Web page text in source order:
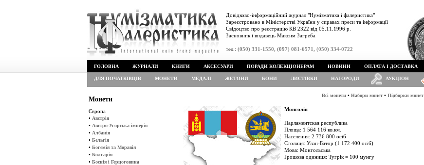
Довідково-інформаційний журнал "Нумізматика і фалеристика"
Зареєстровано в Міністерстві України у справах преси та інформації
Свідоцтво про реєстрацію КВ 2322 від 05.11.1996 р.
Засновник і видавець Максим Загреба
тел.: (050) 331-1550, (097) 081-6571, (050) 334-0722
ГОЛОВНА ЖУРНАЛИ КНИГИ АКСЕСУАРИ ПОРАДИ КОЛЕКЦІОНЕРАМ НОВИНИ ОПЛАТА І ДОСТАВКА
ДЛЯ ПОЧАТКІВЦІВ МОНЕТИ МЕДАЛІ ЖЕТОНИ БОНИ ЛИСТІВКИ НАГОРОДИ АУКЦІОН
Монети
Європа
• Австрія
• Австро-Угорська імперія
• Албанія
• Бельгія
• Богемія та Моравія
• Болгарія
• Боснія і Герцоговина
Всі монети • Набори монет • Підборки монет
Монголія
Парламентская республика
Площа: 1 564 116 кв.км.
Населення: 2 736 800 осіб
Столиця: Улан-Батор (1 172 400 осіб)
Мова: Монгольська
Грошова одиниця: Тугрік = 100 мунгу